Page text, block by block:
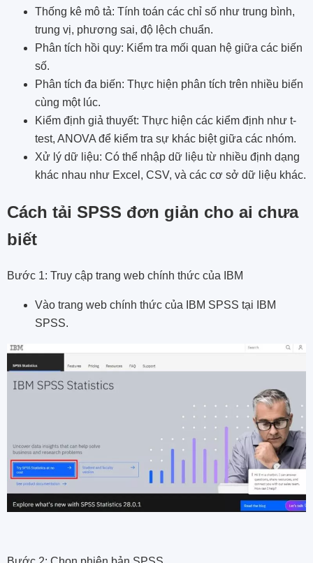
Thống kê mô tả: Tính toán các chỉ số như trung bình,
trung vị, phương sai, độ lệch chuẩn.
Phân tích hồi quy: Kiểm tra mối quan hệ giữa các biến
số.
Phân tích đa biến: Thực hiện phân tích trên nhiều biến
cùng một lúc.
Kiểm định giả thuyết: Thực hiện các kiểm định như t-
test, ANOVA để kiểm tra sự khác biệt giữa các nhóm.
Xử lý dữ liệu: Có thể nhập dữ liệu từ nhiều định dạng
khác nhau như Excel, CSV, và các cơ sở dữ liệu khác.
Cách tải SPSS đơn giản cho ai chưa
biết
Bước 1: Truy cập trang web chính thức của IBM
Vào trang web chính thức của IBM SPSS tại IBM
SPSS.